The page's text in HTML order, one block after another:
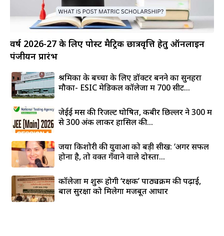
वर्ष 2026-27 के लिए पोस्ट मैट्रिक छात्रवृत्ति हेतु ऑनलाइन
पंजीयन प्रारंभ
श्रमिकों के बच्चों के लिए डॉक्टर बनने का सुनहरा
मौका- ESIC मेडिकल कॉलेजों में 700 सीटें...
जेईई मेंस की रिजल्ट घोषित, कबीर छिल्लर ने 300 में
से 300 अंक लाकर हासिल की...
जया किशोरी की युवाओं को बड़ी सीख: ‘अगर सफल
होना है, तो वक्त गँवाने वाले दोस्तों...
कॉलेजों में शुरू होगी ‘रक्षक’ पाठ्यक्रम की पढ़ाई,
बाल सुरक्षा को मिलेगा मजबूत आधार